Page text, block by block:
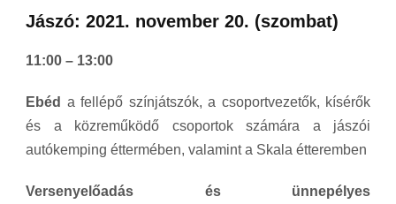
Jászó: 2021. november 20. (szombat)
11:00 – 13:00
Ebéd a fellépő színjátszók, a csoportvezetők, kísérők
és a közreműködő csoportok számára a jászói
autókemping éttermében, valamint a Skala étteremben
Versenyelőadás és ünnepélyes